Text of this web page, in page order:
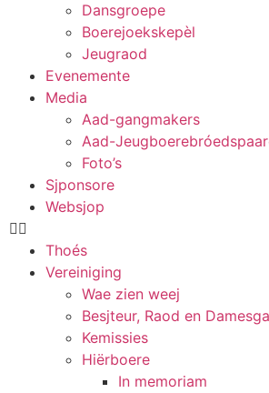
Dansgroepe
Boerejoekskepèl
Jeugraod
Evenemente
Media
Aad-gangmakers
Aad-
Foto’s
Sjponsore
Websjop
Thoés
Vereiniging
Wae zien weej
Besjteur, Raod en
Kemissies
Hiërboere
In memoriam